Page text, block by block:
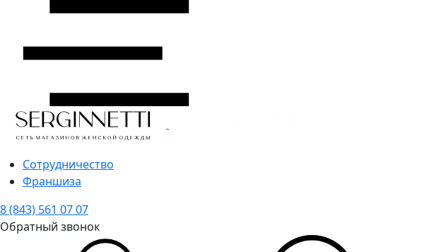
Сотрудничество
Франшиза
8 (843) 561 07 07
Обратный звонок